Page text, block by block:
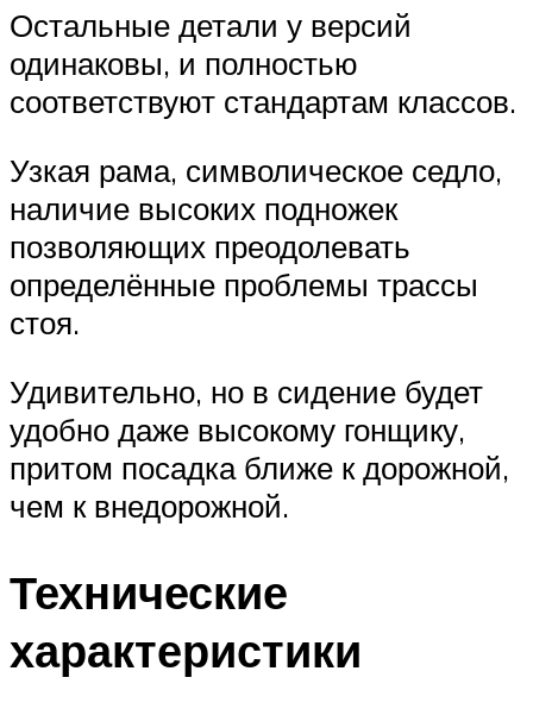
Остальные детали у версий
одинаковы, и полностью
соответствуют стандартам классов.
Узкая рама, символическое седло,
наличие высоких подножек
позволяющих преодолевать
определённые проблемы трассы
стоя.
Удивительно, но в сидение будет
удобно даже высокому гонщику,
притом посадка ближе к дорожной,
чем к внедорожной.
Технические
характеристики